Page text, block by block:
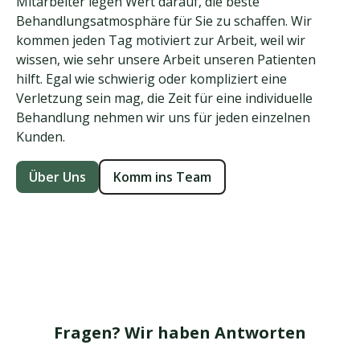
Behandlungsatmosphäre für Sie zu schaffen. Wir
kommen jeden Tag motiviert zur Arbeit, weil wir
wissen, wie sehr unsere Arbeit unseren Patienten
hilft. Egal wie schwierig oder kompliziert eine
Verletzung sein mag, die Zeit für eine individuelle
Behandlung nehmen wir uns für jeden einzelnen
Kunden.
Über Uns Komm ins Team
Fragen? Wir haben Antworten